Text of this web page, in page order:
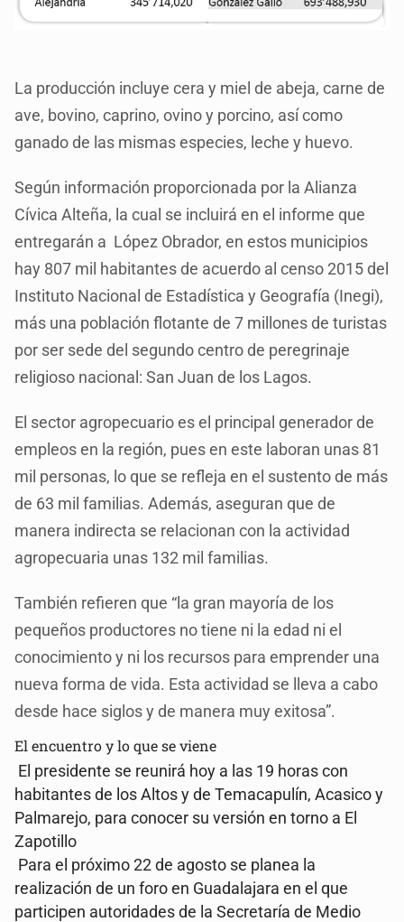
La producción incluye cera y miel de abeja, carne de
ave, bovino, caprino, ovino y porcino, así como
ganado de las mismas especies, leche y huevo.
Según información proporcionada por la Alianza
Cívica Alteña, la cual se incluirá en el informe que
entregarán a López Obrador, en estos municipios
hay 807 mil habitantes de acuerdo al censo 2015 del
Instituto Nacional de Estadística y Geografía (Inegi),
más una población flotante de 7 millones de turistas
por ser sede del segundo centro de peregrinaje
religioso nacional: San Juan de los Lagos.
El sector agropecuario es el principal generador de
empleos en la región, pues en este laboran unas 81
mil personas, lo que se refleja en el sustento de más
de 63 mil familias. Además, aseguran que de
manera indirecta se relacionan con la actividad
agropecuaria unas 132 mil familias.
También refieren que “la gran mayoría de los
pequeños productores no tiene ni la edad ni el
conocimiento y ni los recursos para emprender una
nueva forma de vida. Esta actividad se lleva a cabo
desde hace siglos y de manera muy exitosa”.
El encuentro y lo que se viene
El presidente se reunirá hoy a las 19 horas con
habitantes de los Altos y de Temacapulín, Acasico y
Palmarejo, para conocer su versión en torno a El
Zapotillo
Para el próximo 22 de agosto se planea la
realización de un foro en Guadalajara en el que
participen autoridades de la Secretaría de Medio